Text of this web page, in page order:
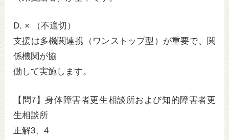
D. × （不適切）
支援は多機関連携（ワンストップ型）が重要で、関
係機関が協
働して実施します。
【問7】身体障害者更生相談所および知的障害者更
生相談所
正解3、4